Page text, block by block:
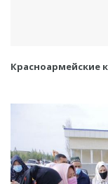
Красноармейские